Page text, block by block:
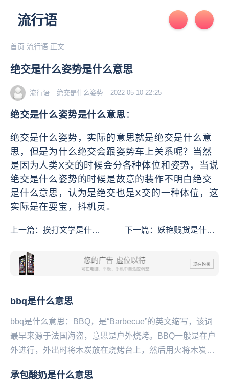
流行语
首页 流行语 正文
绝交是什么姿势是什么意思
流行语 绝交是什么姿势 2022-05-10 22:25
绝交是什么姿势是什么意思 ：
绝交是什么姿势，实际的意思就是绝交是什么意
思，但是为什么绝交会跟姿势车上关系呢？当然
是因为人类X交的时候会分各种体位和姿势，当说
绝交是什么姿势的时候是故意的装作不明白绝交
是什么意思，认为是绝交也是X交的一种体位，这
实际是在耍宝，抖机灵。
上一篇： 挨打文学是什么
下一篇：妖艳贱货是什么
bbq是什么意思
bbq是什么意思：BBQ，是“Barbecue”的英文缩写，该词
最早来源于法国海盗，意思是户外烧烤。BBQ一般是在户
外进行，外出时将木炭放在烧烤台上，然后用火将木炭点
承包酸奶是什么意思